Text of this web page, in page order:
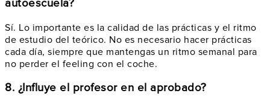
autoescuela?
Sí. Lo importante es la calidad de las prácticas y el ritmo
de estudio del teórico. No es necesario hacer prácticas
cada día, siempre que mantengas un ritmo semanal para
no perder el feeling con el coche.
8. ¿Influye el profesor en el aprobado?